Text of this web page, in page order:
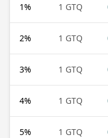
1% 1 GTQ
2% 1 GTQ
3% 1 GTQ
4% 1 GTQ
5% 1 GTQ